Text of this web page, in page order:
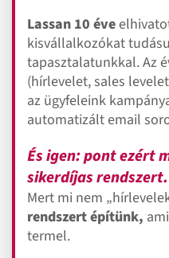
Lassan 10 éve
kisvállalkozókat
tapasztalatunkkal.Az
(hírlevelet, sales
az ügyfeleink
automatizált email
És igen: pont ezért
sikerdíjas rendszert.
Mert mi nem
rendszert építünk,
termel.